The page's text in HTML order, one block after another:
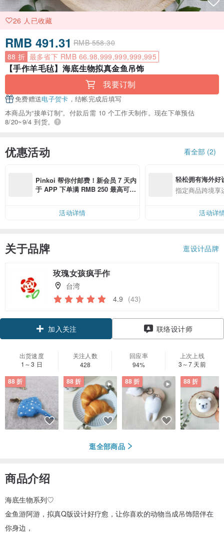
26 人已收藏
RMB 491.31 RMB 558.30
88 折 最多省下 RMB 66.98,999,999,999,995
【手作羊毛毡】海底生物拟真金鱼吊饰
我要订制
免费赠送电子贺卡 ，结帐完成后填写
本商品为“接单订制”。付款后需 10 个工作天制作。现在下单预估
8/20~9/4 到货。
优惠活动 看全部 (2)
Pinkoi 帮你付邮费！新会员 7 天内
于 APP 下单满 RMB 250 最高可折
活动详情
轻松拥有海外好
指定商品跨境享
活动详
关于品牌 逛设计品牌
玫瑰女孩疯手作
台湾
4.9 (43)
加入关注 联络设计师
出货速度
1～3 日
关注人数
428
回应率
94%
上次上线
3～7 天前
88 折 88 折 88 折 88 折
逛全部商品
商品介绍
海底生物系列♡
金鱼游阿游，拟真Q版设计好疗愈，让你喜欢的动物当成吊饰陪伴在
你身边，